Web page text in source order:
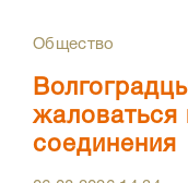
Общество
жаловаться
соединения